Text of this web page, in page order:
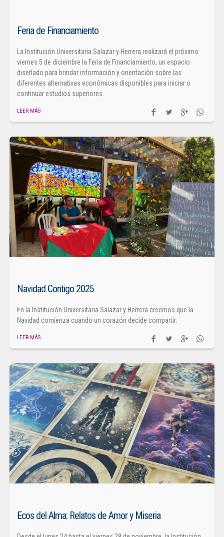
Feria de Financiamiento
La Institución Universitaria Salazar y Herrera realizará el próximo
viernes 5 de diciembre la Feria de Financiamiento, un espacio
diseñado para brindar información y orientación sobre las
diferentes alternativas económicas disponibles para iniciar o
continuar estudios superiores.
LEER MÁS
Navidad Contigo 2025
En la Institución Universitaria Salazar y Herrera creemos que la
Navidad comienza cuando un corazón decide compartir.
LEER MÁS
Ecos del Alma: Relatos de Amor y Miseria